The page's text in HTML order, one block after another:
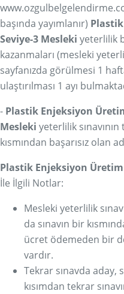
başında yayımlanır)
Seviye-3 Mesleki yeterlilik
kazanmaları (mesleki
sayfanızda görülmesi 1
ulaştırılması 1 ayı
- Plastik Enjeksiyon
Mesleki yeterlilik
kısmından başarısız olan
Plastik Enjeksiyon Üretim
İle İlgili Notlar:
Mesleki yeterlilik
da sınavın bir
ücret ödemeden bir
vardır.
Tekrar sınavda aday,
kısımdan tekrar